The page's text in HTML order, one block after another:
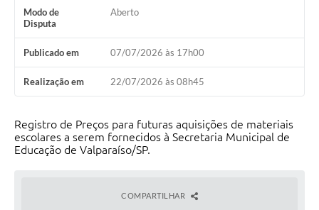
Ouvidoria
Audiências Públicas
Arquivos para Download
Carta de Serviços
Galeria de Vídeos
Secretarias
Modo de
Disputa
Aberto
Publicado em 07/07/2026 às 17h00
Realização em 22/07/2026 às 08h45
Registro de Preços para futuras aquisições de materiais
escolares a serem fornecidos à Secretaria Municipal de
Educação de Valparaíso/SP.
COMPARTILHAR